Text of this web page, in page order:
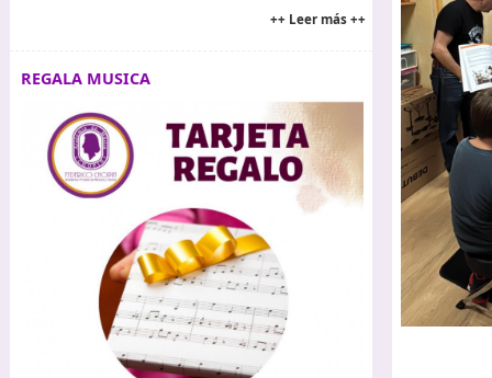
++ Leer más ++
REGALA MUSICA